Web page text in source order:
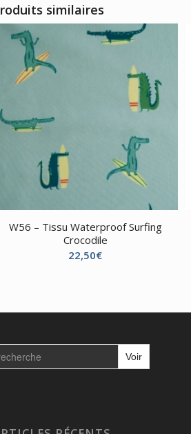
similaires
W56 – Tissu Waterproof Surfing
Crocodile
22,50€